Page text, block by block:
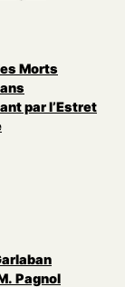
Morts
par l’Estret
Pagnol